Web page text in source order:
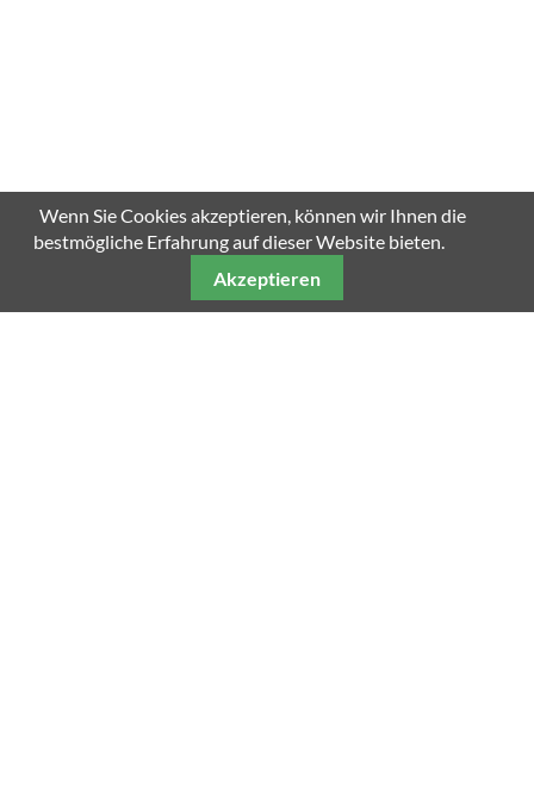
Wenn Sie Cookies akzeptieren, können wir Ihnen die
bestmögliche Erfahrung auf dieser Website bieten.
Akzeptieren